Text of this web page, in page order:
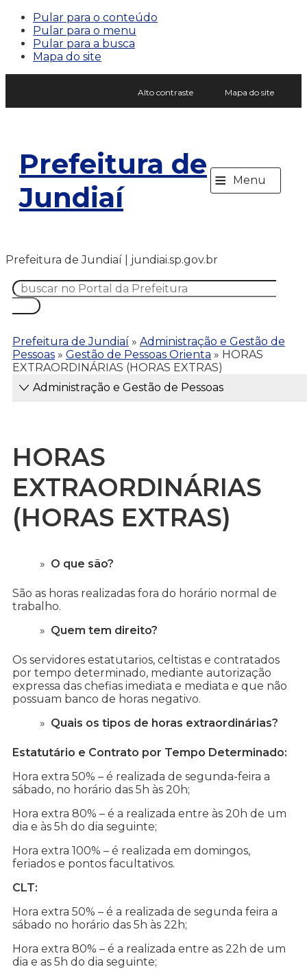
Pular para o conteúdo
Pular para o menu
Pular para a busca
Mapa do site
Alto contraste Mapa do site
Prefeitura de
Jundiaí
≡ Menu
Prefeitura de Jundiaí | jundiai.sp.gov.br
Prefeitura de Jundiaí » Administração e Gestão de
Pessoas » Gestão de Pessoas Orienta » HORAS
EXTRAORDINÁRIAS (HORAS EXTRAS)
Administração e Gestão de Pessoas
HORAS
EXTRAORDINÁRIAS
(HORAS EXTRAS)
O que são?
São as horas realizadas fora do horário normal de
trabalho.
Quem tem direito?
Os servidores estatutarios, celtistas e contratados
por tempo determinado, mediante autorização
expressa das chefias imediata e mediata e que não
possuam banco de horas negativo.
Quais os tipos de horas extraordinárias?
Estatutário e Contrato por Tempo Determinado:
Hora extra 50% – é realizada de segunda-feira a
sábado, no horário das 5h às 20h;
Hora extra 80% – é a realizada entre às 20h de um
dia e às 5h do dia seguinte;
Hora extra 100% – é realizada em domingos,
feriados e pontos facultativos.
CLT:
Hora extra 50% – é a realizada de segunda feira a
sábado no horário das 5h às 22h;
Hora extra 80% – é a realizada entre as 22h de um
dia e as 5h do dia seguinte;